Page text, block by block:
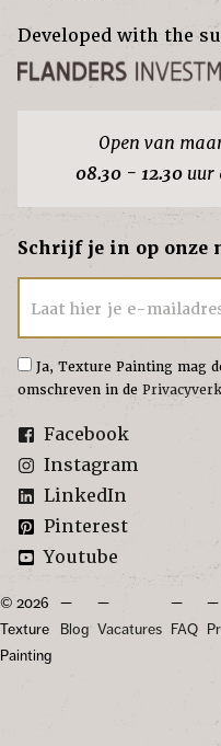
Developed with the
Open van
08.30 - 12.30uur
Schrijf je in op onze
Laat hier je e-
Ja, Texture Painting mag
omschreven in de
Facebook
Instagram
LinkedIn
Pinterest
Youtube
© 2026
Texture
Painting
Blog Vacatures FAQ